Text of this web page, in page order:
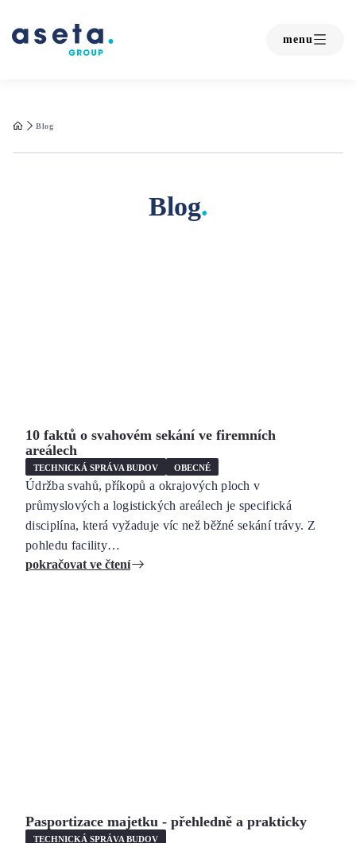
menu
Blog
Blog.
10 faktů o svahovém sekání ve firemních
areálech
TECHNICKÁ SPRÁVA BUDOV OBECNÉ
Údržba svahů, příkopů a okrajových ploch v
průmyslových a logistických areálech je specifická
disciplína, která vyžaduje víc než běžné sekání trávy. Z
pohledu facility…
pokračovat ve čtení
Pasportizace majetku - přehledně a prakticky
TECHNICKÁ SPRÁVA BUDOV